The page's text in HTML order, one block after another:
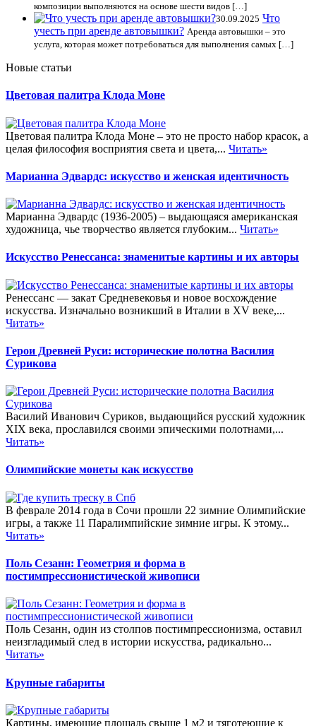
композиции выполняются на основе шести видов […]
30.09.2025 Что
учесть при аренде автовышки? Аренда автовышки – это
услуга, которая может потребоваться для выполнения самых […]
Новые статьи
Цветовая палитра Клода Моне
Цветовая палитра Клода Моне – это не просто набор красок, а
целая философия восприятия света и цвета,... Читать»
Марианна Эдвардс: искусство и женская идентичность
Марианна Эдвардс (1936-2005) – выдающаяся американская
художница, чье творчество является глубоким... Читать»
Искусство Ренессанса: знаменитые картины и их авторы
Ренессанс — закат Средневековья и новое восхождение
искусства. Изначально возникший в Италии в XV веке,...
Читать»
Герои Древней Руси: исторические полотна Василия
Сурикова
Василий Иванович Суриков, выдающийся русский художник
XIX века, прославился своими эпическими полотнами,...
Читать»
Олимпийские монеты как искусство
В феврале 2014 года в Сочи прошли 22 зимние Олимпийские
игры, а также 11 Паралимпийские зимние игры. К этому...
Читать»
Поль Сезанн: Геометрия и форма в
постимпрессионистической живописи
Поль Сезанн, один из столпов постимпрессионизма, оставил
неизгладимый след в истории искусства, радикально...
Читать»
Крупные габариты
Картины, имеющие площадь свыше 1 м2 и тяготеющие к